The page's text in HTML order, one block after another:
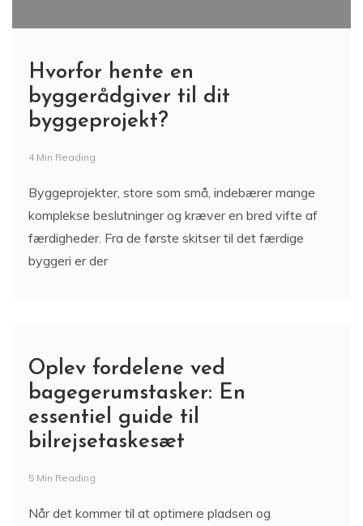
Hvorfor hente en
byggerådgiver til dit
byggeprojekt?
4 Min Reading
Byggeprojekter, store som små, indebærer mange
komplekse beslutninger og kræver en bred vifte af
færdigheder. Fra de første skitser til det færdige
byggeri er der
Oplev fordelene ved
bagegerumstasker: En
essentiel guide til
bilrejsetaskesæt
5 Min Reading
Når det kommer til at optimere pladsen og